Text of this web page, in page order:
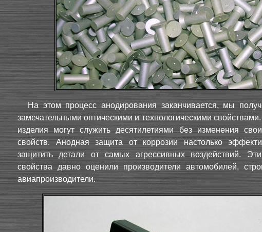
На этом процесс анодирования заканчивается, мы
замечательными оптическими и технологическими
изделия могут служить десятилетиями без изменения
свойств. Анодная защита от коррозии настолько
защитить детали от самых агрессивных воздействий.
свойства давно оценили производители автомобилей,
авиапроизводители.